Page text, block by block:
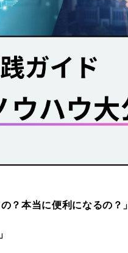
本当に便利になるの？」